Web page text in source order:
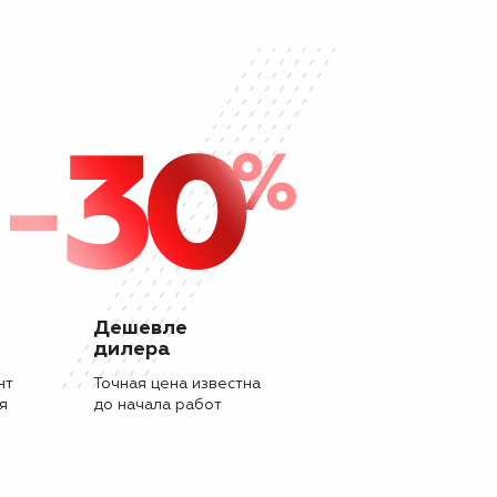
Дешевле
дилера
Точная цена известна
до начала работ